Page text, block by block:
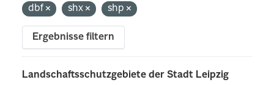
dbf
shx shp
Ergebnisse filtern
Landschaftsschutzgebiete der Stadt Leipzig